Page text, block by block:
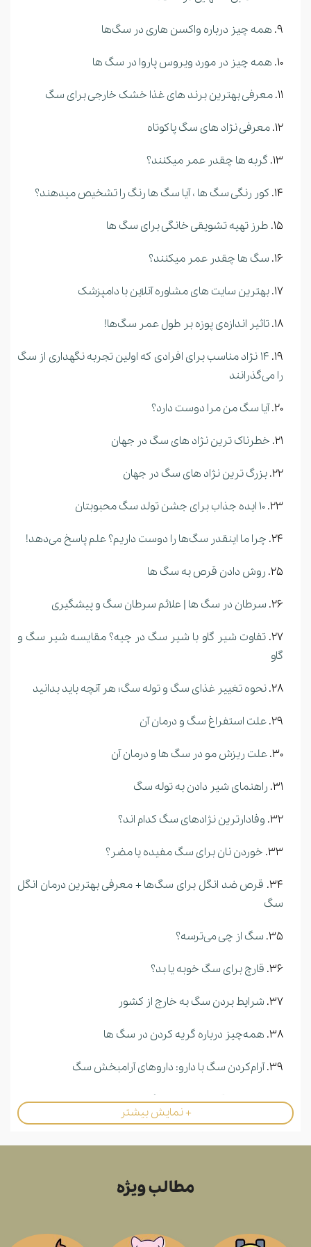
همه چیز درباره واکسن هاری در سگ‌ها
همه چیز در مورد ویروس پاروا در سگ ها
معرفی بهترین برند های غذا خشک خارجی برای سگ
معرفی نژاد های سگ پاکوتاه
گربه ها چقدر عمر میکنند؟
کور رنگی سگ ها ، آیا سگ ها رنگ را تشخیص میدهند؟
طرز تهیه تشویقی خانگی برای سگ ها
سگ ها چقدر عمر میکنند؟
بهترین سایت های مشاوره آنلاین با دامپزشک
تاثیر اندازه‌ی پوزه بر طول عمر سگ‌ها!
14 نژاد مناسب برای افرادی که اولین تجربه نگهداری از سگ
را می‌گذرانند
آیا سگ من مرا دوست دارد؟
خطرناک ترین نژاد های سگ در جهان
بزرگ ترین نژاد های سگ در جهان
10 ایده جذاب برای جشن تولد سگ محبوبتان
چرا ما اینقدر سگ‌ها را دوست داریم؟ علم پاسخ می‌دهد!
روش دادن قرص به سگ ها
سرطان در سگ ها | علائم سرطان سگ و پیشگیری
تفاوت شیر گاو با شیر سگ در چیه؟ مقایسه شیر سگ و
گاو
نحوه تغییر غذای سگ و توله سگ؛ هر آنچه باید بدانید
علت استفراغ سگ و درمان آن
علت ریزش مو در سگ ها و درمان آن
راهنمای شیر دادن به توله سگ
وفادارترین نژادهای سگ‌ کدام‌ اند؟
خوردن نان برای سگ مفیده یا مضر؟
قرص ضد انگل برای سگ‌ها + معرفی بهترین درمان انگل
سگ
سگ از چی می‌ترسه؟
قارچ برای سگ خوبه یا بد؟
شرایط بردن سگ به خارج از کشور
همه‌چیز درباره گریه کردن در سگ ها
آرام‌کردن سگ با دارو: داروهای آرامبخش سگ
هر چند وقت یکبار باید سگ ها را شست؟
نگهداری سگ برای چه افرادی مناسب نیست؟
معرفی نژاد‌ های سگ ایرانی
+ نمایش بیشتر
مطالب ویژه